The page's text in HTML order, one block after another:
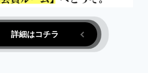
詳細はコチラ